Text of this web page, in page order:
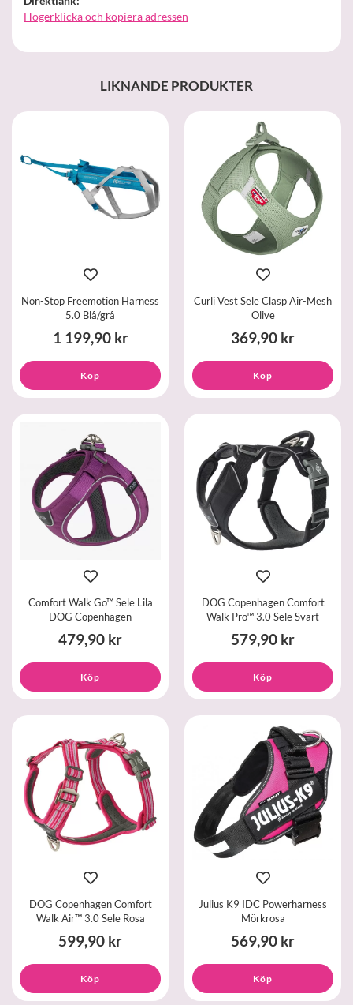
Högerklicka och kopiera adressen
LIKNANDE PRODUKTER
Non-Stop Freemotion Harness
5.0 Blå/grå
1 199,90 kr
Köp
Curli Vest Sele Clasp Air-Mesh
Olive
369,90 kr
Köp
Comfort Walk Go™ Sele Lila
DOG Copenhagen
479,90 kr
Köp
DOG Copenhagen Comfort
Walk Pro™ 3.0 Sele Svart
579,90 kr
Köp
DOG Copenhagen Comfort
Walk Air™ 3.0 Sele Rosa
599,90 kr
Köp
Julius K9 IDC Powerharness
Mörkrosa
569,90 kr
Köp